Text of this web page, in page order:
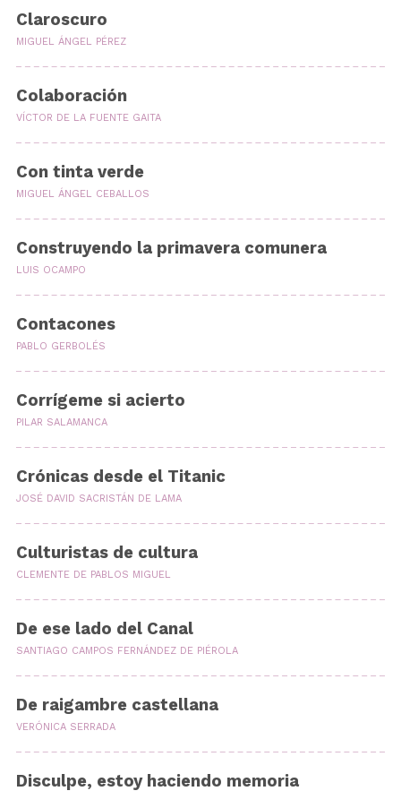
Claroscuro
MIGUEL ÁNGEL PÉREZ
Colaboración
VÍCTOR DE LA FUENTE GAITA
Con tinta verde
MIGUEL ÁNGEL CEBALLOS
Construyendo la primavera comunera
LUIS OCAMPO
Contacones
PABLO GERBOLÉS
Corrígeme si acierto
PILAR SALAMANCA
Crónicas desde el Titanic
JOSÉ DAVID SACRISTÁN DE LAMA
Culturistas de cultura
CLEMENTE DE PABLOS MIGUEL
De ese lado del Canal
SANTIAGO CAMPOS FERNÁNDEZ DE PIÉROLA
De raigambre castellana
VERÓNICA SERRADA
Disculpe, estoy haciendo memoria